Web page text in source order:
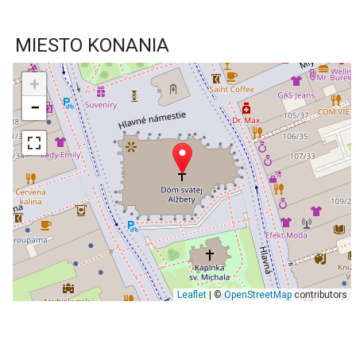
MIESTO KONANIA
+
−
Leaflet| ©OpenStreetMapcontributors